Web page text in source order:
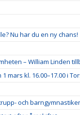
Nu har du en ny chans!
– William Linden
mars kl. 16.00–17.00 i
och